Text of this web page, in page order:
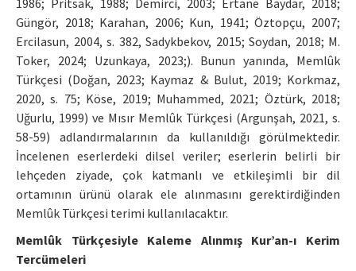
1986; Pritsak, 1988; Demirci, 2003; Ertane Baydar, 2018;
Güngör, 2018; Karahan, 2006; Kun, 1941; Öztopçu, 2007;
Ercilasun, 2004, s. 382, Sadykbekov, 2015; Soydan, 2018; M.
Toker, 2024; Uzunkaya, 2023;). Bunun yanında, Memlûk
Türkçesi (Doğan, 2023; Kaymaz & Bulut, 2019; Korkmaz,
2020, s. 75; Köse, 2019; Muhammed, 2021; Öztürk, 2018;
Uğurlu, 1999) ve Mısır Memlûk Türkçesi (Argunşah, 2021, s.
58-59) adlandırmalarının da kullanıldığı görülmektedir.
İncelenen eserlerdeki dilsel veriler; eserlerin belirli bir
lehçeden ziyade, çok katmanlı ve etkileşimli bir dil
ortamının ürünü olarak ele alınmasını gerektirdiğinden
Memlûk Türkçesi terimi kullanılacaktır.
Memlûk Türkçesiyle Kaleme Alınmış Kur’an-ı Kerim
Tercümeleri